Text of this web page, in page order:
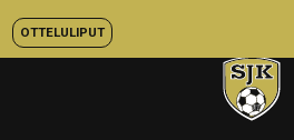
OTTELULIPUT